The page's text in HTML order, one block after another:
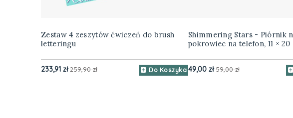
Zestaw 4 zeszytów ćwiczeń do brush
letteringu
233,91 zł 259,90 zł Do Koszyka
Shimmering Stars - Piórnik
pokrowiec na telefon, 11 × 20
49,00 zł 59,00 zł